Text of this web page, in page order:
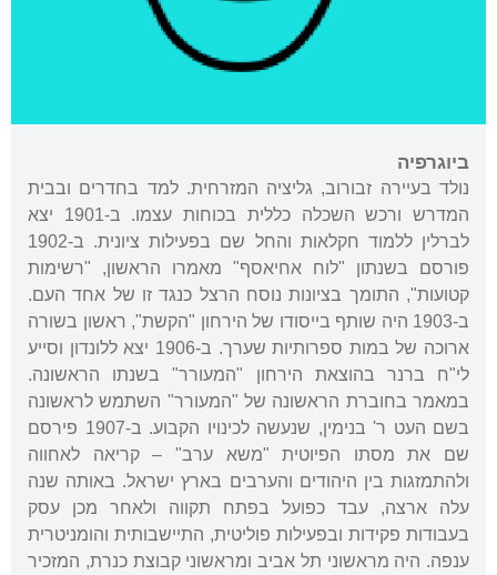
ביוגרפיה
נולד בעיירה זבורוב, גליציה המזרחית. למד בחדרים ובבית
המדרש ורכש השכלה כללית בכוחות עצמו. ב-1901 יצא
לברלין ללמוד חקלאות והחל שם בפעילות ציונית. ב-1902
פורסם בשנתון "לוח אחיאסף" מאמרו הראשון, "רשימות
קטועות", התומך בציונות נוסח הרצל כנגד זו של אחד העם.
ב-1903 היה שותף בייסודו של הירחון "הקשת", ראשון בשורה
ארוכה של במות ספרותיות שערך. ב-1906 יצא ללונדון וסייע
לי"ח ברנר בהוצאת הירחון "המעורר" בשנתו הראשונה.
במאמר בחוברת הראשונה של "המעורר" השתמש לראשונה
בשם העט ר' בנימין, שנעשה לכינויו הקבוע. ב-1907 פירסם
שם את מסתו הפיוטית "משא ערב" – קריאה לאחווה
ולהתמזגות בין היהודים והערבים בארץ ישראל. באותה שנה
עלה ארצה, עבד כפועל בפתח תקווה ולאחר מכן עסק
בעבודות פקידות ובפעילות פוליטית, התיישבותית והומניטרית
ענפה. היה מראשוני תל אביב ומראשוני קבוצת כנרת, המזכיר